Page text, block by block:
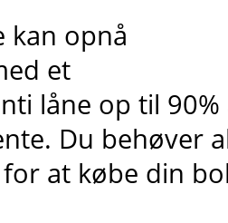
kan opnå
et
låne op til 90%
Du behøver
at købe din